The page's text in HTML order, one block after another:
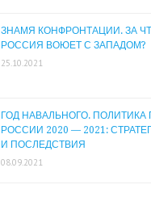
ЗНАМЯ КОНФРОНТАЦИИ. ЗА
РОССИЯ ВОЮЕТ С ЗАПАДОМ?
25.10.2021
ГОД НАВАЛЬНОГО. ПОЛИТИКА
РОССИИ 2020 — 2021:
И ПОСЛЕДСТВИЯ
08.09.2021